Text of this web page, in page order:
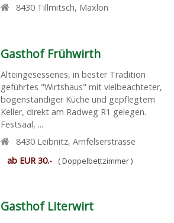
8430 Tillmitsch, Maxlon
Gasthof Frühwirth
Alteingesessenes, in bester Tradition
geführtes "Wirtshaus" mit vielbeachteter,
bogenständiger Küche und gepflegtem
Keller, direkt am Radweg R1 gelegen.
Festsaal, ...
8430 Leibnitz,Arnfelserstrasse
ab EUR 30.-
( Doppelbettzimmer )
Gasthof Literwirt